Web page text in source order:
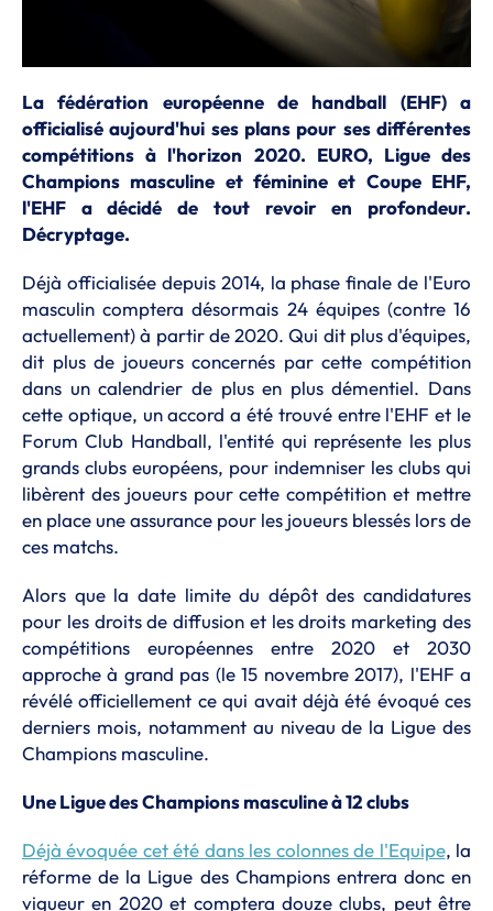
La fédération européenne de handball (EHF) a
officialisé aujourd'hui ses plans pour ses différentes
compétitions à l'horizon 2020. EURO, Ligue des
Champions masculine et féminine et Coupe EHF,
l'EHF a décidé de tout revoir en profondeur.
Décryptage.
Déjà officialisée depuis 2014, la phase finale de l'Euro
masculin comptera désormais 24 équipes (contre 16
actuellement) à partir de 2020. Qui dit plus d'équipes,
dit plus de joueurs concernés par cette compétition
dans un calendrier de plus en plus démentiel. Dans
cette optique, un accord a été trouvé entre l'EHF et le
Forum Club Handball, l'entité qui représente les plus
grands clubs européens, pour indemniser les clubs qui
libèrent des joueurs pour cette compétition et mettre
en place une assurance pour les joueurs blessés lors de
ces matchs.
Alors que la date limite du dépôt des candidatures
pour les droits de diffusion et les droits marketing des
compétitions européennes entre 2020 et 2030
approche à grand pas (le 15 novembre 2017), l'EHF a
révélé officiellement ce qui avait déjà été évoqué ces
derniers mois, notamment au niveau de la Ligue des
Champions masculine.
Une Ligue des Champions masculine à 12 clubs
Déjà évoquée cet été dans les colonnes de l'Equipe, la
réforme de la Ligue des Champions entrera donc en
vigueur en 2020 et comptera douze clubs, peut être